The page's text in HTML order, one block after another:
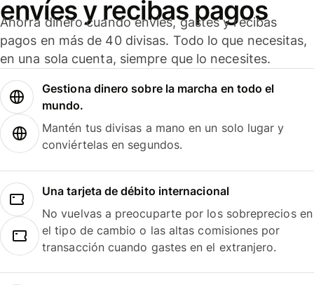
envíes y recibas pagos
Ahorra dinero cuando envíes, gastes y recibas
pagos en más de 40 divisas. Todo lo que necesitas,
en una sola cuenta, siempre que lo necesites.
Gestiona dinero sobre la marcha en todo el
mundo.
Mantén tus divisas a mano en un solo lugar y
conviértelas en segundos.
Una tarjeta de débito internacional
No vuelvas a preocuparte por los sobreprecios en
el tipo de cambio o las altas comisiones por
transacción cuando gastes en el extranjero.